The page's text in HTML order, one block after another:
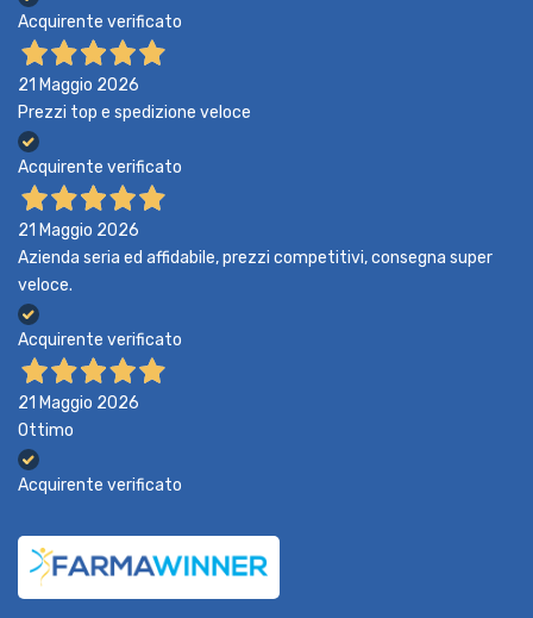
Acquirente verificato
21 Maggio 2026
Prezzi top e spedizione veloce
Acquirente verificato
21 Maggio 2026
Azienda seria ed affidabile, prezzi competitivi, consegna super
veloce.
Acquirente verificato
21 Maggio 2026
Ottimo
Acquirente verificato